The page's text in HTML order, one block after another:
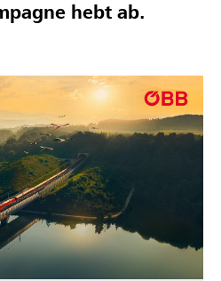
hebt ab.